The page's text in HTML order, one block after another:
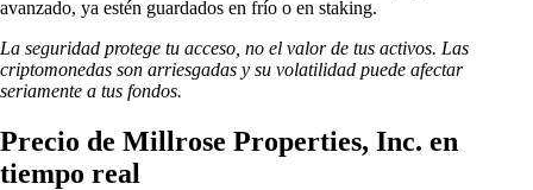
avanzado, ya estén guardados en frío o en staking.
La seguridad protege tu acceso, no el valor de tus activos. Las
criptomonedas son arriesgadas y su volatilidad puede afectar
seriamente a tus fondos.
Precio de Millrose Properties, Inc. en
tiempo real